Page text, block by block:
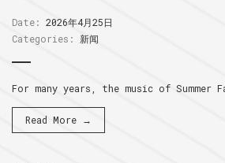
Date: 2026年4月25日
Categories:
新闻
For many years, the music of Summer
Read More →